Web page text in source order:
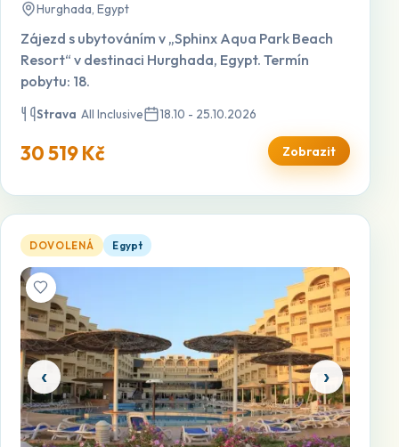
Hurghada, Egypt
Zájezd s ubytováním v „Sphinx Aqua Park Beach
Resort“ v destinaci Hurghada, Egypt. Termín
pobytu: 18.
Strava All Inclusive 18.10 - 25.10.2026
30 519 Kč Zobrazit
Amc Royal — otevřít detail
DOVOLENÁ Egypt
‹ ›